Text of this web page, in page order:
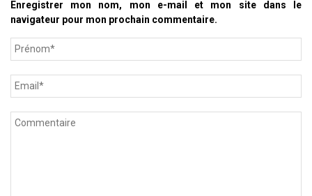
Enregistrer mon nom, mon e-mail et mon site dans le
navigateur pour mon prochain commentaire.